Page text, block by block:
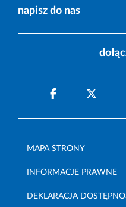
napisz do nas
MAPA STRONY
INFORMACJE PRAWNE
DEKLARACJA